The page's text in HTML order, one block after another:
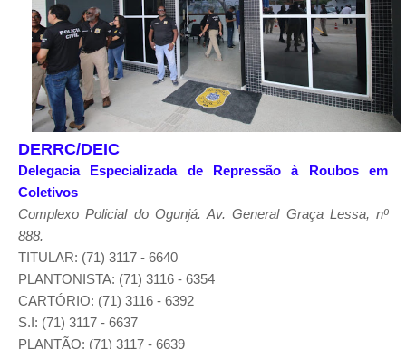
DERRC/DEIC
Delegacia Especializada de Repressão à Roubos em
Coletivos
Complexo Policial do Ogunjá. Av. General Graça Lessa, nº
888.
TITULAR: (71) 3117 - 6640
PLANTONISTA: (71) 3116 - 6354
CARTÓRIO: (71) 3116 - 6392
S.I: (71) 3117 - 6637
PLANTÃO: (71) 3117 - 6639